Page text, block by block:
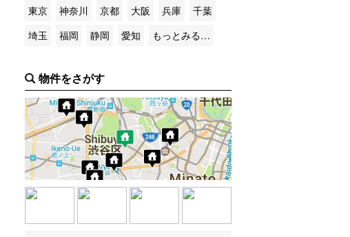
東京 神奈川 京都 大阪 兵庫
千葉
埼玉
福岡 静岡 愛知 もっとみる…
物件をさがす